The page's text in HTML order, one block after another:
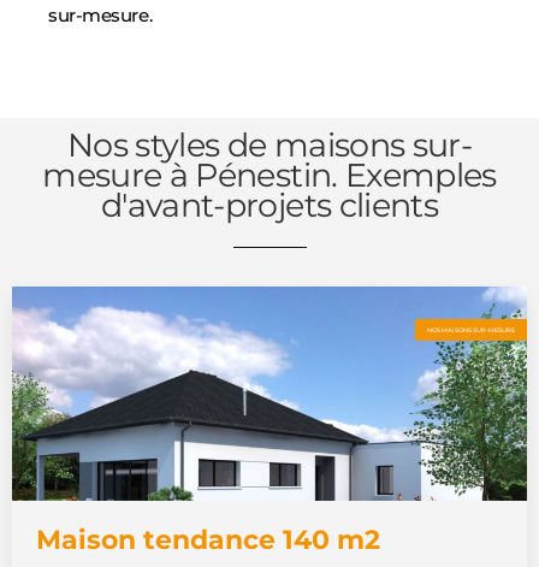
sur-mesure.
Nos styles de maisons sur-
mesure à Pénestin. Exemples
d'avant-projets clients
NOS MAISONS SUR-MESURE
Maison tendance 140 m2